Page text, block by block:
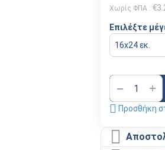
Χωρίς ΦΠΑ : €
Επιλέξτε
+
−
Προσθήκη